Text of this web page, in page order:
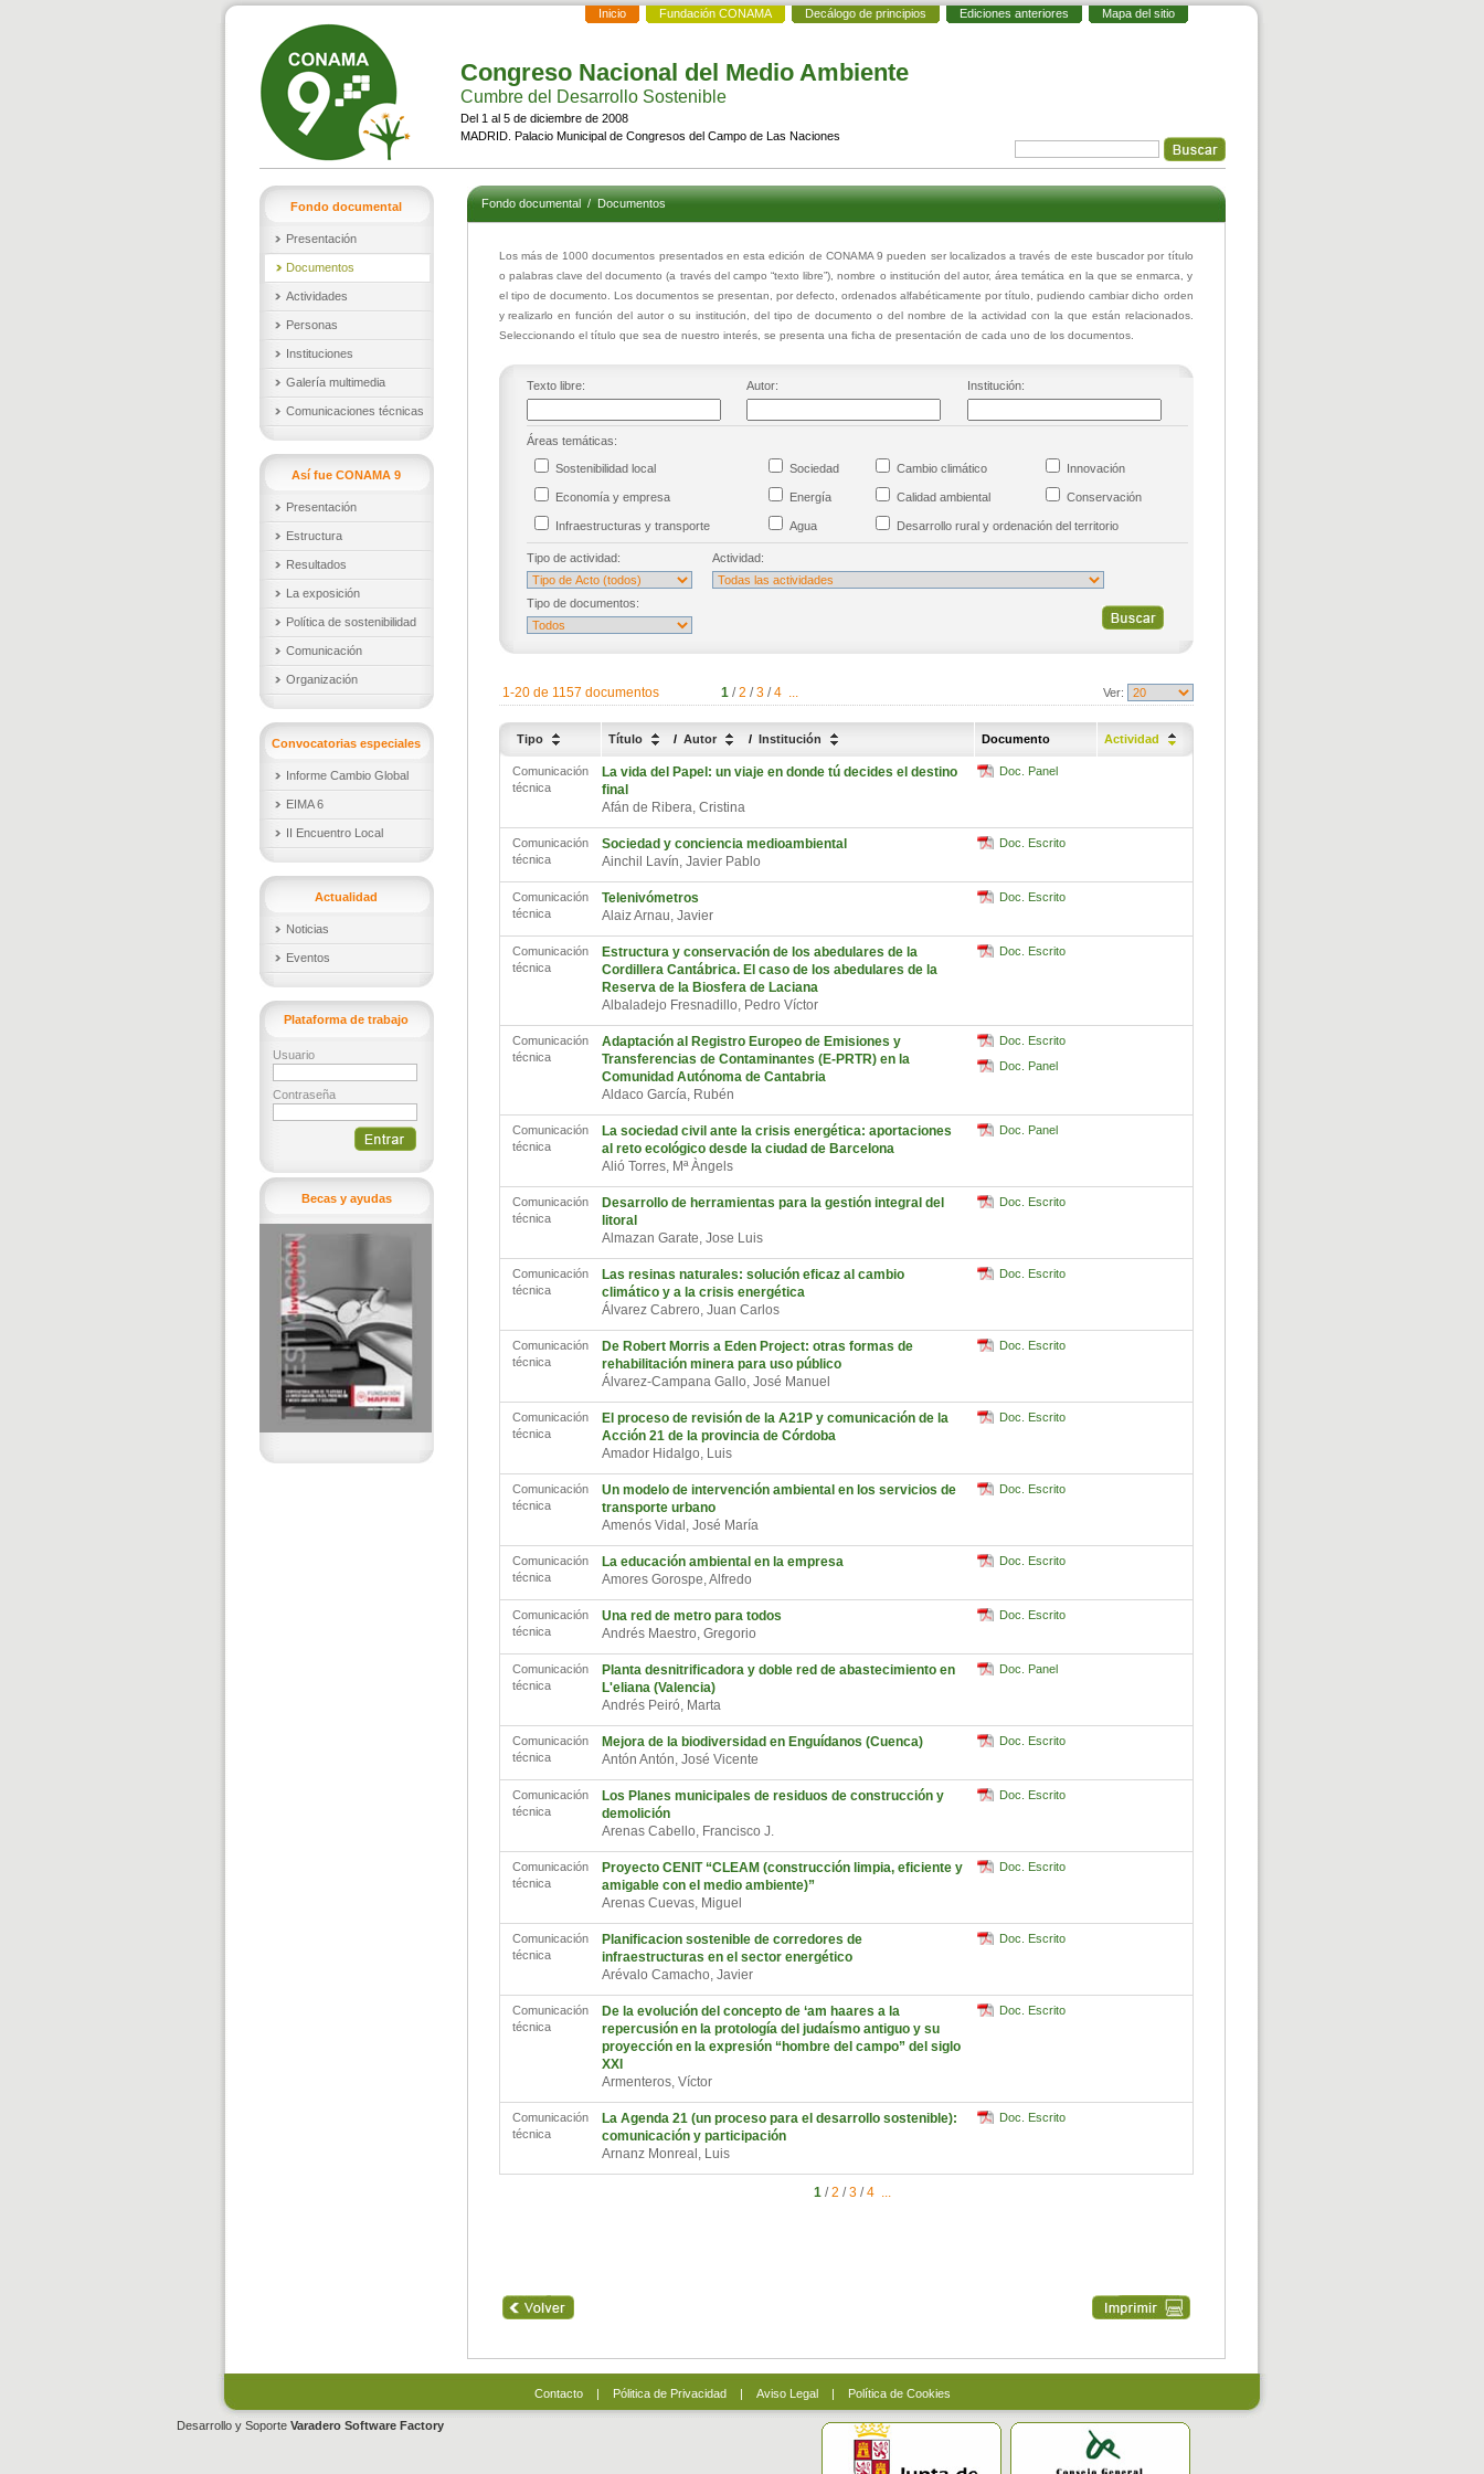
Inicio Fundación CONAMA Decálogo de principios Ediciones anteriores Mapa del sitio
Congreso Nacional del Medio Ambiente
Cumbre del Desarrollo Sostenible
Del 1 al 5 de diciembre de 2008
MADRID. Palacio Municipal de Congresos del Campo de Las Naciones
Fondo documental
Presentación
Documentos
Actividades
Personas
Instituciones
Galería multimedia
Comunicaciones técnicas
Así fue CONAMA 9
Presentación
Estructura
Resultados
La exposición
Política de sostenibilidad
Comunicación
Organización
Convocatorias especiales
Informe Cambio Global
EIMA 6
II Encuentro Local
Actualidad
Noticias
Eventos
Plataforma de trabajo
Usuario
Contraseña
Becas y ayudas
Fondo documental/Documentos
Los más de 1000 documentos presentados en esta edición de CONAMA 9 pueden ser localizados a través de este buscador por título
o palabras clave del documento (a través del campo “texto libre”), nombre o institución del autor, área temática en la que se enmarca, y
el tipo de documento. Los documentos se presentan, por defecto, ordenados alfabéticamente por título, pudiendo cambiar dicho orden
y realizarlo en función del autor o su institución, del tipo de documento o del nombre de la actividad con la que están relacionados.
Seleccionando el título que sea de nuestro interés, se presenta una ficha de presentación de cada uno de los documentos.
Texto libre: Autor: Institución:
Áreas temáticas:
Sostenibilidad local Sociedad Cambio climático Innovación
Economía y empresa Energía Calidad ambiental Conservación
Infraestructuras y transporte Agua Desarrollo rural y ordenación del territorio
Tipo de actividad: Actividad:
Tipo de documentos:
1-20 de 1157 documentos 1 / 2 / 3 / 4 ... Ver:
Tipo Título / Autor / Institución Documento Actividad
Comunicación
técnica
La vida del Papel: un viaje en donde tú decides el destino
final
Afán de Ribera, Cristina
Doc. Panel
Comunicación
técnica
Sociedad y conciencia medioambiental
Ainchil Lavín, Javier Pablo
Doc. Escrito
Comunicación
técnica
Telenivómetros
Alaiz Arnau, Javier
Doc. Escrito
Comunicación
técnica
Estructura y conservación de los abedulares de la
Cordillera Cantábrica. El caso de los abedulares de la
Reserva de la Biosfera de Laciana
Albaladejo Fresnadillo, Pedro Víctor
Doc. Escrito
Comunicación
técnica
Adaptación al Registro Europeo de Emisiones y
Transferencias de Contaminantes (E-PRTR) en la
Comunidad Autónoma de Cantabria
Aldaco García, Rubén
Doc. Escrito
Doc. Panel
Comunicación
técnica
La sociedad civil ante la crisis energética: aportaciones
al reto ecológico desde la ciudad de Barcelona
Alió Torres, Mª Àngels
Doc. Panel
Comunicación
técnica
Desarrollo de herramientas para la gestión integral del
litoral
Almazan Garate, Jose Luis
Doc. Escrito
Comunicación
técnica
Las resinas naturales: solución eficaz al cambio
climático y a la crisis energética
Álvarez Cabrero, Juan Carlos
Doc. Escrito
Comunicación
técnica
De Robert Morris a Eden Project: otras formas de
rehabilitación minera para uso público
Álvarez-Campana Gallo, José Manuel
Doc. Escrito
Comunicación
técnica
El proceso de revisión de la A21P y comunicación de la
Acción 21 de la provincia de Córdoba
Amador Hidalgo, Luis
Doc. Escrito
Comunicación
técnica
Un modelo de intervención ambiental en los servicios de
transporte urbano
Amenós Vidal, José María
Doc. Escrito
Comunicación
técnica
La educación ambiental en la empresa
Amores Gorospe, Alfredo
Doc. Escrito
Comunicación
técnica
Una red de metro para todos
Andrés Maestro, Gregorio
Doc. Escrito
Comunicación
técnica
Planta desnitrificadora y doble red de abastecimiento en
L'eliana (Valencia)
Andrés Peiró, Marta
Doc. Panel
Comunicación
técnica
Mejora de la biodiversidad en Enguídanos (Cuenca)
Antón Antón, José Vicente
Doc. Escrito
Comunicación
técnica
Los Planes municipales de residuos de construcción y
demolición
Arenas Cabello, Francisco J.
Doc. Escrito
Comunicación
técnica
Proyecto CENIT “CLEAM (construcción limpia, eficiente y
amigable con el medio ambiente)”
Arenas Cuevas, Miguel
Doc. Escrito
Comunicación
técnica
Planificacion sostenible de corredores de
infraestructuras en el sector energético
Arévalo Camacho, Javier
Doc. Escrito
Comunicación
técnica
De la evolución del concepto de ‘am haares a la
repercusión en la protología del judaísmo antiguo y su
proyección en la expresión “hombre del campo” del siglo
XXI
Armenteros, Víctor
Doc. Escrito
Comunicación
técnica
La Agenda 21 (un proceso para el desarrollo sostenible):
comunicación y participación
Arnanz Monreal, Luis
Doc. Escrito
1 / 2 / 3 / 4 ...
Contacto| Pólitica de Privacidad| Aviso Legal| Política de Cookies
Desarrollo y Soporte Varadero Software Factory